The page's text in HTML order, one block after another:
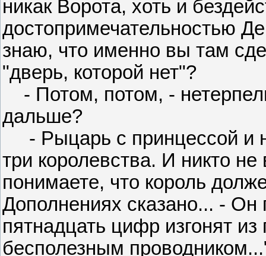
никак Ворота, хоть и
достопримечательностью
знаю, что именно вы там
"дверь, которой нет"?
- Потом, потом, -
дальше?
- Рыцарь с принцессой и
три королевства. И никто
понимаете, что король
Дополнениях сказано... -
пятнадцать цифр изгонят
бесполезным